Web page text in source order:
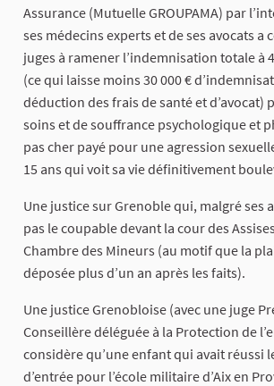
Assurance (Mutuelle GROUPAMA) par
ses médecins experts et de ses avocats a
juges à ramener l’indemnisation totale à
(ce qui laisse moins 30 000 €
déduction des frais de santé et d’avocat)
soins et de souffrance psychologique et
pas cher payé pour une agression
15 ans qui voit sa vie définitivement
Une justice sur Grenoble qui, malgré ses
pas le coupable devant la cour des
Chambre des Mineurs (au motif que la
déposée plus d’un an après les faits).
Une justice Grenobloise (avec une juge
Conseillère déléguée à la Protection de
considère qu’une enfant qui avait réussi
d’entrée pour l’école militaire d’Aix en